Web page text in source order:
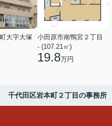
大字大塚
小田原市南鴨宮２丁目
- (107.21㎡)
19.8万円
千代田区岩本町２丁目の事務所